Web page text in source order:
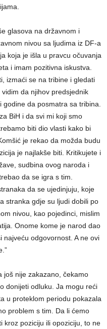
glasova na državnom i
nivou sa ljudima iz DF-a
koja je išla u pravcu očuvanja
i imam pozitivna iskustva.
izmaći se na tribine i gledati
da njihov predsjednik
da posmatra sa tribina.
BiH i da svi mi koji smo
biti dio vlasti kako bi
je rekao da možda budu
je najlakše biti. Kritikujete i
sudbina ovog naroda i
da se igra s tim.
da se ujedinjuju, koje
stranka gdje su ljudi dobili po
nivou, kao pojedinci, mislim
Onome kome je narod dao
odgovornost. A ne ovi
još nije zakazano, čekamo
donijeti odluku. Ja mogu reći
u proteklom periodu pokazala
problem s tim. Da li ćemo
kroz poziciju ili opoziciju, to ne